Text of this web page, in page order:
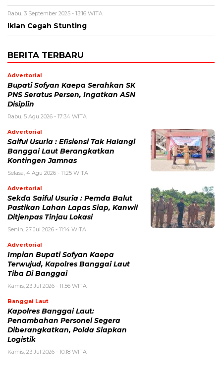
Rabu, 3 September 2025 - 13:16 WITA
Iklan Cegah Stunting
BERITA TERBARU
Advertorial
Bupati Sofyan Kaepa Serahkan SK
PNS Seratus Persen, Ingatkan ASN
Disiplin
Rabu, 5 Agu 2026 - 17:34 WITA
Advertorial
Saiful Usuria : Efisiensi Tak Halangi
Banggai Laut Berangkatkan
Kontingen Jamnas
Selasa, 4 Agu 2026 - 11:25 WITA
Advertorial
Sekda Saiful Usuria : Pemda Balut
Pastikan Lahan Lapas Siap, Kanwil
Ditjenpas Tinjau Lokasi
Senin, 27 Jul 2026 - 11:14 WITA
Advertorial
Impian Bupati Sofyan Kaepa
Terwujud, Kapolres Banggai Laut
Tiba Di Banggai
Kamis, 23 Jul 2026 - 11:56 WITA
Banggai Laut
Kapolres Banggai Laut:
Penambahan Personel Segera
Diberangkatkan, Polda Siapkan
Logistik
Kamis, 23 Jul 2026 - 10:18 WITA